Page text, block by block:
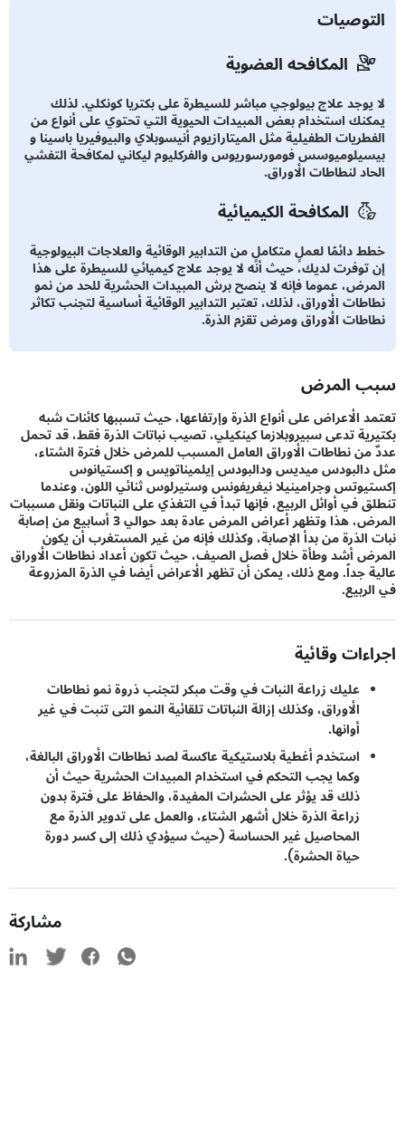
المكافحه العضوية
علاج بيولوجي مباشر للسيطرة على بكتريا كونكلي. لذلك
استخدام بعض المبيدات الحيوية التي تحتوي على أنواع من
الطفيلية مثل الميتارازيوم أنيسوبلاي والبيوفيريا باسينا و
فومورسوريوس والفركليوم ليكاني لمكافحة التفشي
لنطاطات الأوراق.
المكافحة الكيميائية
دائمًا لعملٍ متكاملٍ من التدابير الوقائية والعلاجات البيولوجية
لديك، حيث أنه لا يوجد علاج كيميائي للسيطرة على هذا
عموما فإنه لا ينصح برش المبيدات الحشرية للحد من نمو
الأوراق، لذلك، تعتبر التدابير الوقائية أساسية لتجنب تكاثر
الأوراق ومرض تقزم الذرة.
المرض
الأعراض على أنواع الذرة وإرتفاعها، حيث تسببها كائنات شبه
تدعى سبيروبلازما كينكيلي، تصيب نباتات الذرة فقط، قد تحمل
نطاطات الأوراق العامل المسبب للمرض خلال فترة الشتاء،
ميديس ودالبودس إيلميناتويس و إكستيانوس
وجرامينيلا نيغريفونس وستيرلوس ثنائي اللون، وعندما
في أوائل الربيع، فإنها تبدأ في التغذي على النباتات ونقل مسببات
المرض، هذا وتظهر أعراض المرض عادة بعد حوالي 3 أسابيع من إصابة
من بدأ الإصابة، وكذلك فإنه من غير المستغرب أن يكون
أشد وطأة خلال فصل الصيف، حيث تكون أعداد نطاطات الأوراق
جداً. ومع ذلك، يمكن أن تظهر الأعراض أيضا في الذرة المزروعة
وقائية
عليك زراعة النبات في وقت مبكر لتجنب ذروة نمو نطاطات
الأوراق، وكذلك إزالة النباتات تلقائية النمو التى تنبت في غير
استخدم أغطية بلاستيكية عاكسة لصد نطاطات الأوراق البالغة،
وكما يجب التحكم في استخدام المبيدات الحشرية حيث أن
ذلك قد يؤثر على الحشرات المفيدة، والحفاظ على فترة بدون
زراعة الذرة خلال أشهر الشتاء، والعمل على تدوير الذرة مع
المحاصيل غير الحساسة (حيث سيؤدي ذلك إلى كسر دورة
حياة الحشرة).
مشاركة